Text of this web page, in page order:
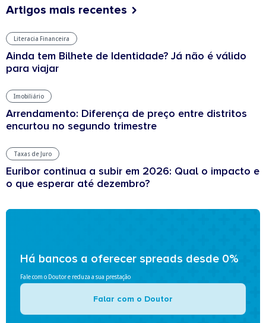
Artigos mais recentes
Literacia Financeira
Ainda tem Bilhete de Identidade? Já não é válido
para viajar
Imobiliário
Arrendamento: Diferença de preço entre distritos
encurtou no segundo trimestre
Taxas de Juro
Euribor continua a subir em 2026: Qual o impacto e
o que esperar até dezembro?
Há bancos a oferecer spreads desde 0%
Fale com o Doutor e reduza a sua prestação
Falar com o Doutor